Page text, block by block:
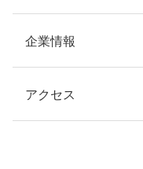
企業情報
アクセス